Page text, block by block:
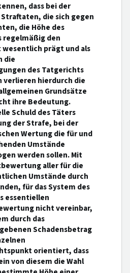
dass bei der
die sich gegen
die Höhe des
regelmäßig den
prägt und als
die
des Tatgerichts
verlieren hierdurch die
Grundsätze
ihre Bedeutung.
Schuld des Täters
der Strafe, bei der
Wertung die für und
Umstände
werden sollen. Mit
aller für die
Umstände durch
für das System des
essentiellen
nicht vereinbar,
durch das
Schadensbetrag
orientiert, dass
von diesem die Wahl